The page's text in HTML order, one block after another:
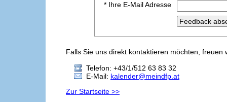
* Ihre E-Mail Adresse
Falls Sie uns direkt kontaktieren möchten,
Telefon: +43/1/512 63 83 32
E-Mail: kalender@meindfp.at
Zur Startseite >>